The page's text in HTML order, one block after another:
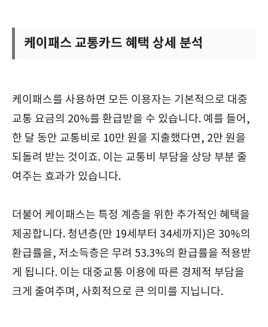
케이패스 교통카드 혜택 상세 분석
케이패스를 사용하면 모든 이용자는 기본적으로 대중
교통 요금의 20%를 환급받을 수 있습니다. 예를 들어,
한 달 동안 교통비로 10만 원을 지출했다면, 2만 원을
되돌려 받는 것이죠. 이는 교통비 부담을 상당 부분 줄
여주는 효과가 있습니다.
더불어 케이패스는 특정 계층을 위한 추가적인 혜택을
제공합니다. 청년층(만 19세부터 34세까지)은 30%의
환급률을, 저소득층은 무려 53.3%의 환급률을 적용받
게 됩니다. 이는 대중교통 이용에 따른 경제적 부담을
크게 줄여주며, 사회적으로 큰 의미를 지닙니다.